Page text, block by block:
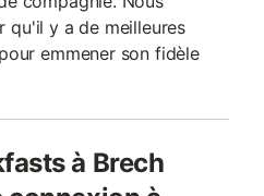
qu'il y a de meilleures
emmener son fidèle
à Brech